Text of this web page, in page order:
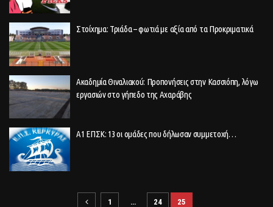
Στοίχημα: Τριάδα – φωτιά με αξία από τα Προκριματικά
Ακαδημία Θιναλιακού: Προπονήσεις στην Κασσιόπη, λόγω
εργασιών στο γήπεδο της Αχαράβης
Α1 ΕΠΣΚ: 13 οι ομάδες που δήλωσαν συμμετοχή…
1 … 24 25